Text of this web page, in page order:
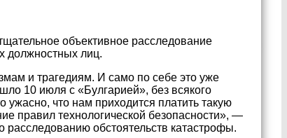
объективное расследование
должностных лиц.
и трагедиям. И само по себе это уже
10 июля с «Булгарией», без всякого
ужасно, что нам приходится платить такую
правил технологической безопасности», —
обстоятельств катастрофы.